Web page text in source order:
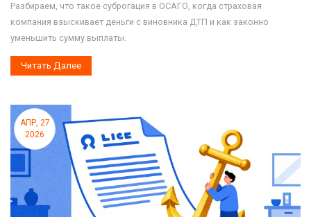
Разбираем, что такое суброгация в ОСАГО, когда страховая
компания взыскивает деньги с виновника ДТП и как законно
уменьшить сумму выплаты.
Читать Далее
АПР, 27
2026